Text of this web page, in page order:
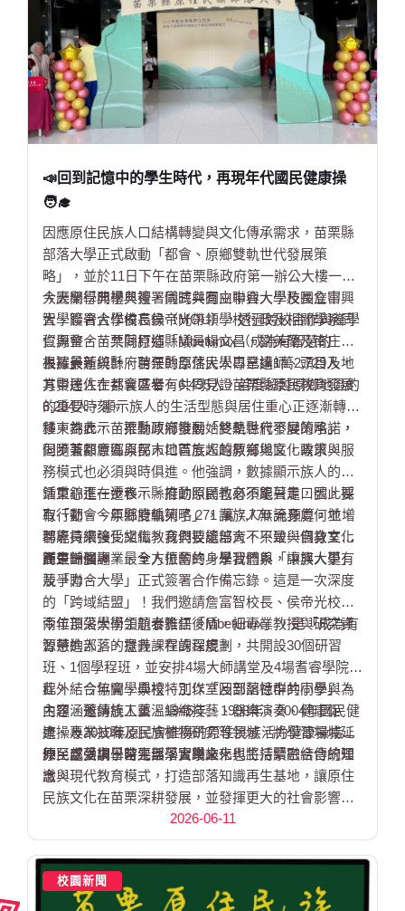
📣回到記憶中的學生時代，再現年代國民健康操
🧑‍🎓
因應原住民族人口結構轉變與文化傳承需求，苗栗縣
部落大學正式啟動「都會、原鄉雙軌世代發展策
略」，並於11日下午在苗栗縣政府第一辦公大樓一樓
大廳舉行開學典禮，同時與國立聯合大學及國立中興
大學簽署合作備忘錄（MOU），透過跨校合作與產學
資源整合，共同打造「Mbetunux（成為有智慧的
人）」。
今天開學典禮與簽署儀式共有由中興大學校長詹富
智、聯合大學校長侯帝光帶領學校行政及相關學系同
仁與會，苗栗縣原鄉縣議員楊文昌、劉美蘭及南庄鄉
長羅美蓮與縣府聘任的部落大學專業講師、頭目及地
方賢達人士共襄盛舉，共同見證苗栗縣原民教育發展
的重要時刻。
根據最新統計，苗栗縣原住民人口已達1萬2,729人，
其中居住在都會區者有6,495人，首度超越原鄉地區的
6,234人，顯示族人的生活型態與居住重心正逐漸轉
移。為此，苗栗縣政府推動「雙軌世代發展策略」，
同步兼顧原鄉與都市地區族人的教育與文化需求。
鍾東錦表示，推動原鄉發展始終是縣府不變的承諾，
但隨著都會區原民人口首度超越原鄉地區，政策與服
務模式也必須與時俱進。他強調，數據顯示族人的生
活重心正在遷移，縣府的照顧也必須跟著走，因此採
取「都會、原鄉雙軌策略」，讓族人無論身處何地，
都能持續接受文化教育與技能培育，不致與自身文化
產生斷層。
鍾東錦進一步表示，推動原民教育不能只靠口號，要
有行動。今年縣府編列了 271 萬 7,770 元預算，並增
聘專員來強化組織。我們要讓部大不只是一個教室，
而是一個專業、全方位的終身學習體系，讓族人更有
競爭力。
鍾東錦強調，最令人振奮的，是我們與「中興大學」
及「聯合大學」正式簽署合作備忘錄。這是一次深度
的「跨域結盟」！我們邀請詹富智校長、侯帝光校長
兩位頂尖學術領航者擔任後盾，把專業教授與研究資
源帶進部落，提升課程的深度。
今年部落大學主題泰雅語「Mbetunux」，是「成為有
智慧的人」的意義。在課程規劃，共開設30個研習
班、1個學程班，並安排4場大師講堂及4場耆睿學院課
程，結合協會、學校、工作室及部落社群共同參與。
內容涵蓋傳統工藝、編織技藝、器樂演奏、健康促
進、專業技職及民族植物研究等領域，將學習場域延
伸至部落與日常生活，實踐文化與生活緊密結合的理
念。
此外，今年開學典禮特別以「回到記憶中的小學」為
主題，邀請族人重溫1945年、1998年、2004年國民健
康操及2010年原民會推廣的原住民族活力健康操指定
舞，感受求學時光與學習樂趣。
原民處強調，苗栗部落大學未來也將持續融合傳統知
識與現代教育模式，打造部落知識再生基地，讓原住
民族文化在苗栗深耕發展，並發揮更大的社會影響
2026-06-11
校園新聞